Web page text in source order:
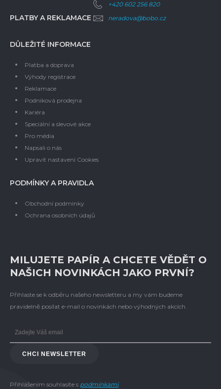
PLATBY A REKLAMACE
+420 602 256 820
neradova@bobo.cz
DŮLEŽITÉ INFORMACE
Platba a doprava
Výhody registrace
Reklamace
Podniková prodejna
Kariéra
Speciální a slevové akce
Pro média
Napsali o nás
Upravit nastavení Cookies
PODMÍNKY A PRAVIDLA
Obchodní podmínky
Ochrana osobních údajů
MILUJETE PAPÍR A CHCETE VĚDĚT O
NAŠICH NOVINKÁCH JAKO PRVNÍ?
Přihlaste se k odběru našeho newsletteru a my vám budeme
pravidelně posílat e-mail o novinkách nebo výhodných akcích.
CHCI NEWSLETTER
Přihlášením souhlasíte s podmínkami.